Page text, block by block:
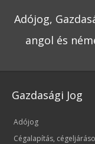
Adójog,
angol és
Gazdasági Jog
Adójog
Cégalapítás,